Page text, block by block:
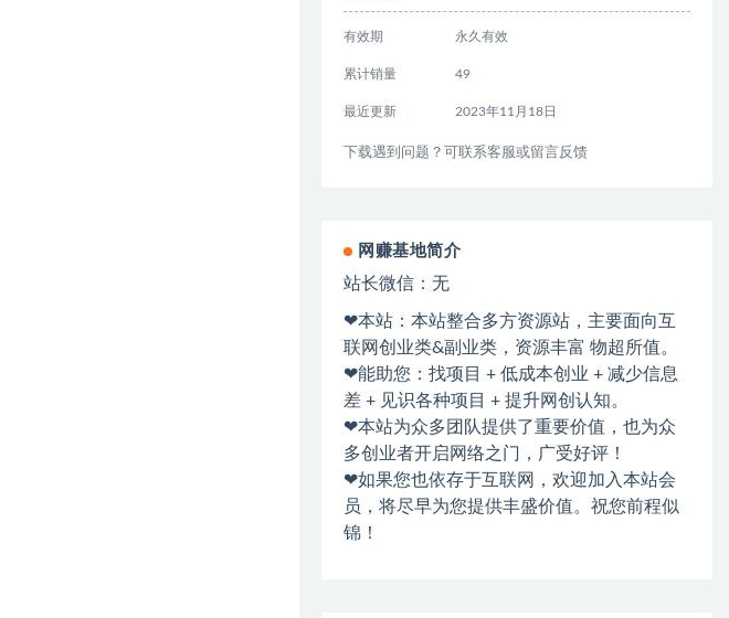
有效期 永久有效
累计销量 49
最近更新 2023年11月18日
下载遇到问题？可联系客服或留言反馈
网赚基地简介
站长微信：无
❤本站：本站整合多方资源站，主要面向互
联网创业类&副业类，资源丰富 物超所值。
❤能助您：找项目 + 低成本创业 + 减少信息
差 + 见识各种项目 + 提升网创认知。
❤本站为众多团队提供了重要价值，也为众
多创业者开启网络之门，广受好评！
❤如果您也依存于互联网，欢迎加入本站会
员，将尽早为您提供丰盛价值。祝您前程似
锦！